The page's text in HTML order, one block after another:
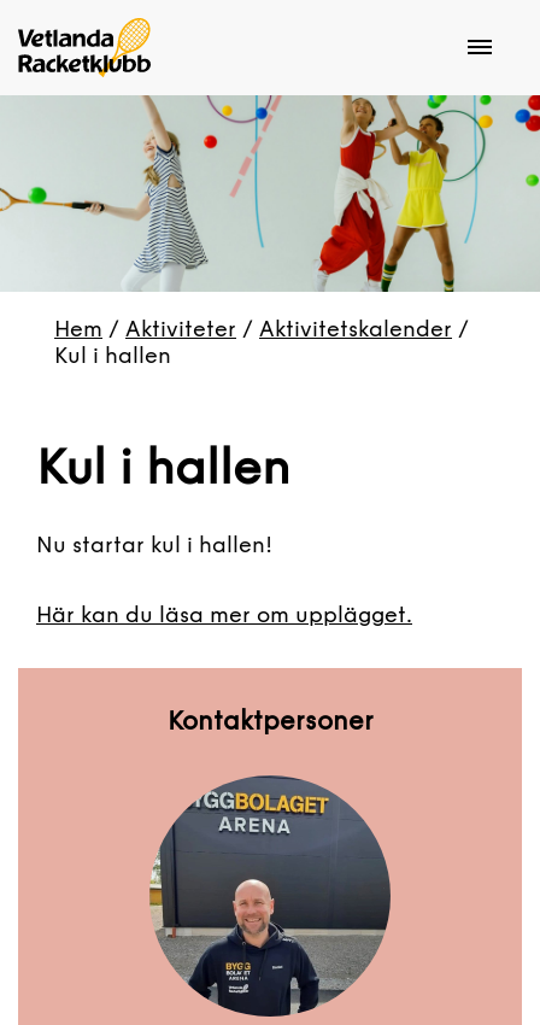
Hem / Aktiviteter / Aktivitetskalender /
Kul i hallen
Kul i hallen
Nu startar kul i hallen!
Här kan du läsa mer om upplägget.
Kontaktpersoner